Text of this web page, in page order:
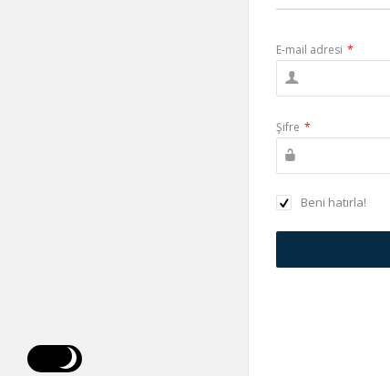
E-mail adresi *
Şifre *
Beni hatırla!